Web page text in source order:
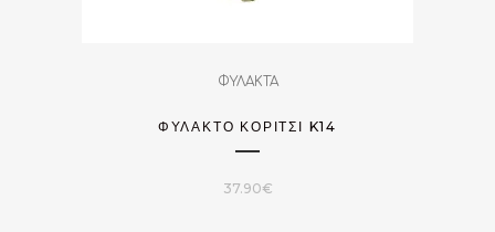
ΦΥΛΑΚΤΑ
ΦΥΛΑΚΤΌ ΚΟΡΊΤΣΙ K14
37.90€